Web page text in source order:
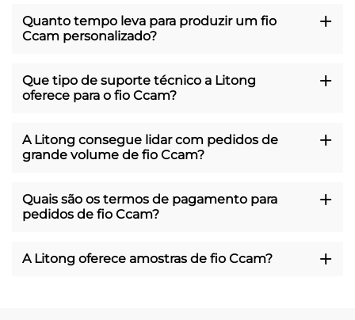
Quanto tempo leva para produzir um fio
Ccam personalizado?
Que tipo de suporte técnico a Litong
oferece para o fio Ccam?
A Litong consegue lidar com pedidos de
grande volume de fio Ccam?
Quais são os termos de pagamento para
pedidos de fio Ccam?
A Litong oferece amostras de fio Ccam?